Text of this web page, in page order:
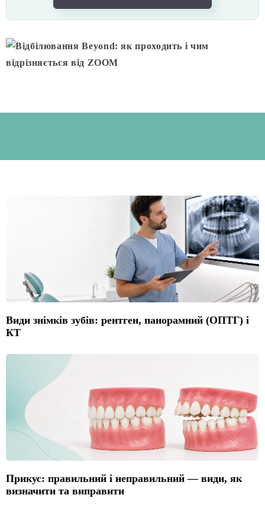
Види знімків зубів: рентген, панорамний (ОПТГ) і
КТ
Прикус: правильний і неправильний — види, як
визначити та виправити